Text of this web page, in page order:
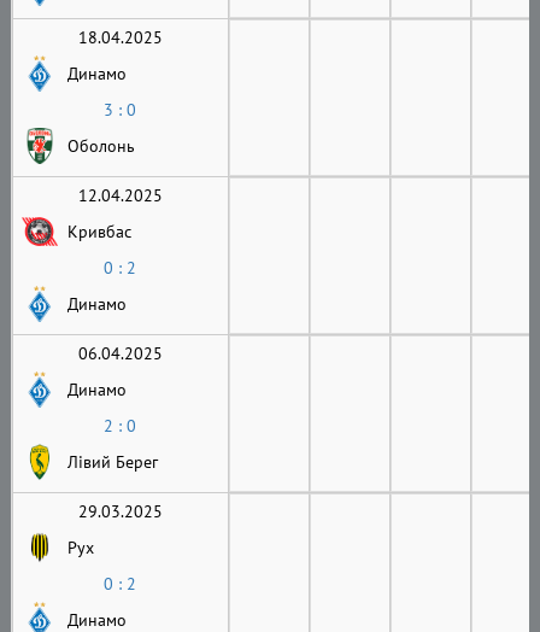
18.04.2025
Динамо
3 : 0
Оболонь
12.04.2025
Кривбас
0 : 2
Динамо
06.04.2025
Динамо
2 : 0
Лівий Берег
29.03.2025
Рух
0 : 2
Динамо